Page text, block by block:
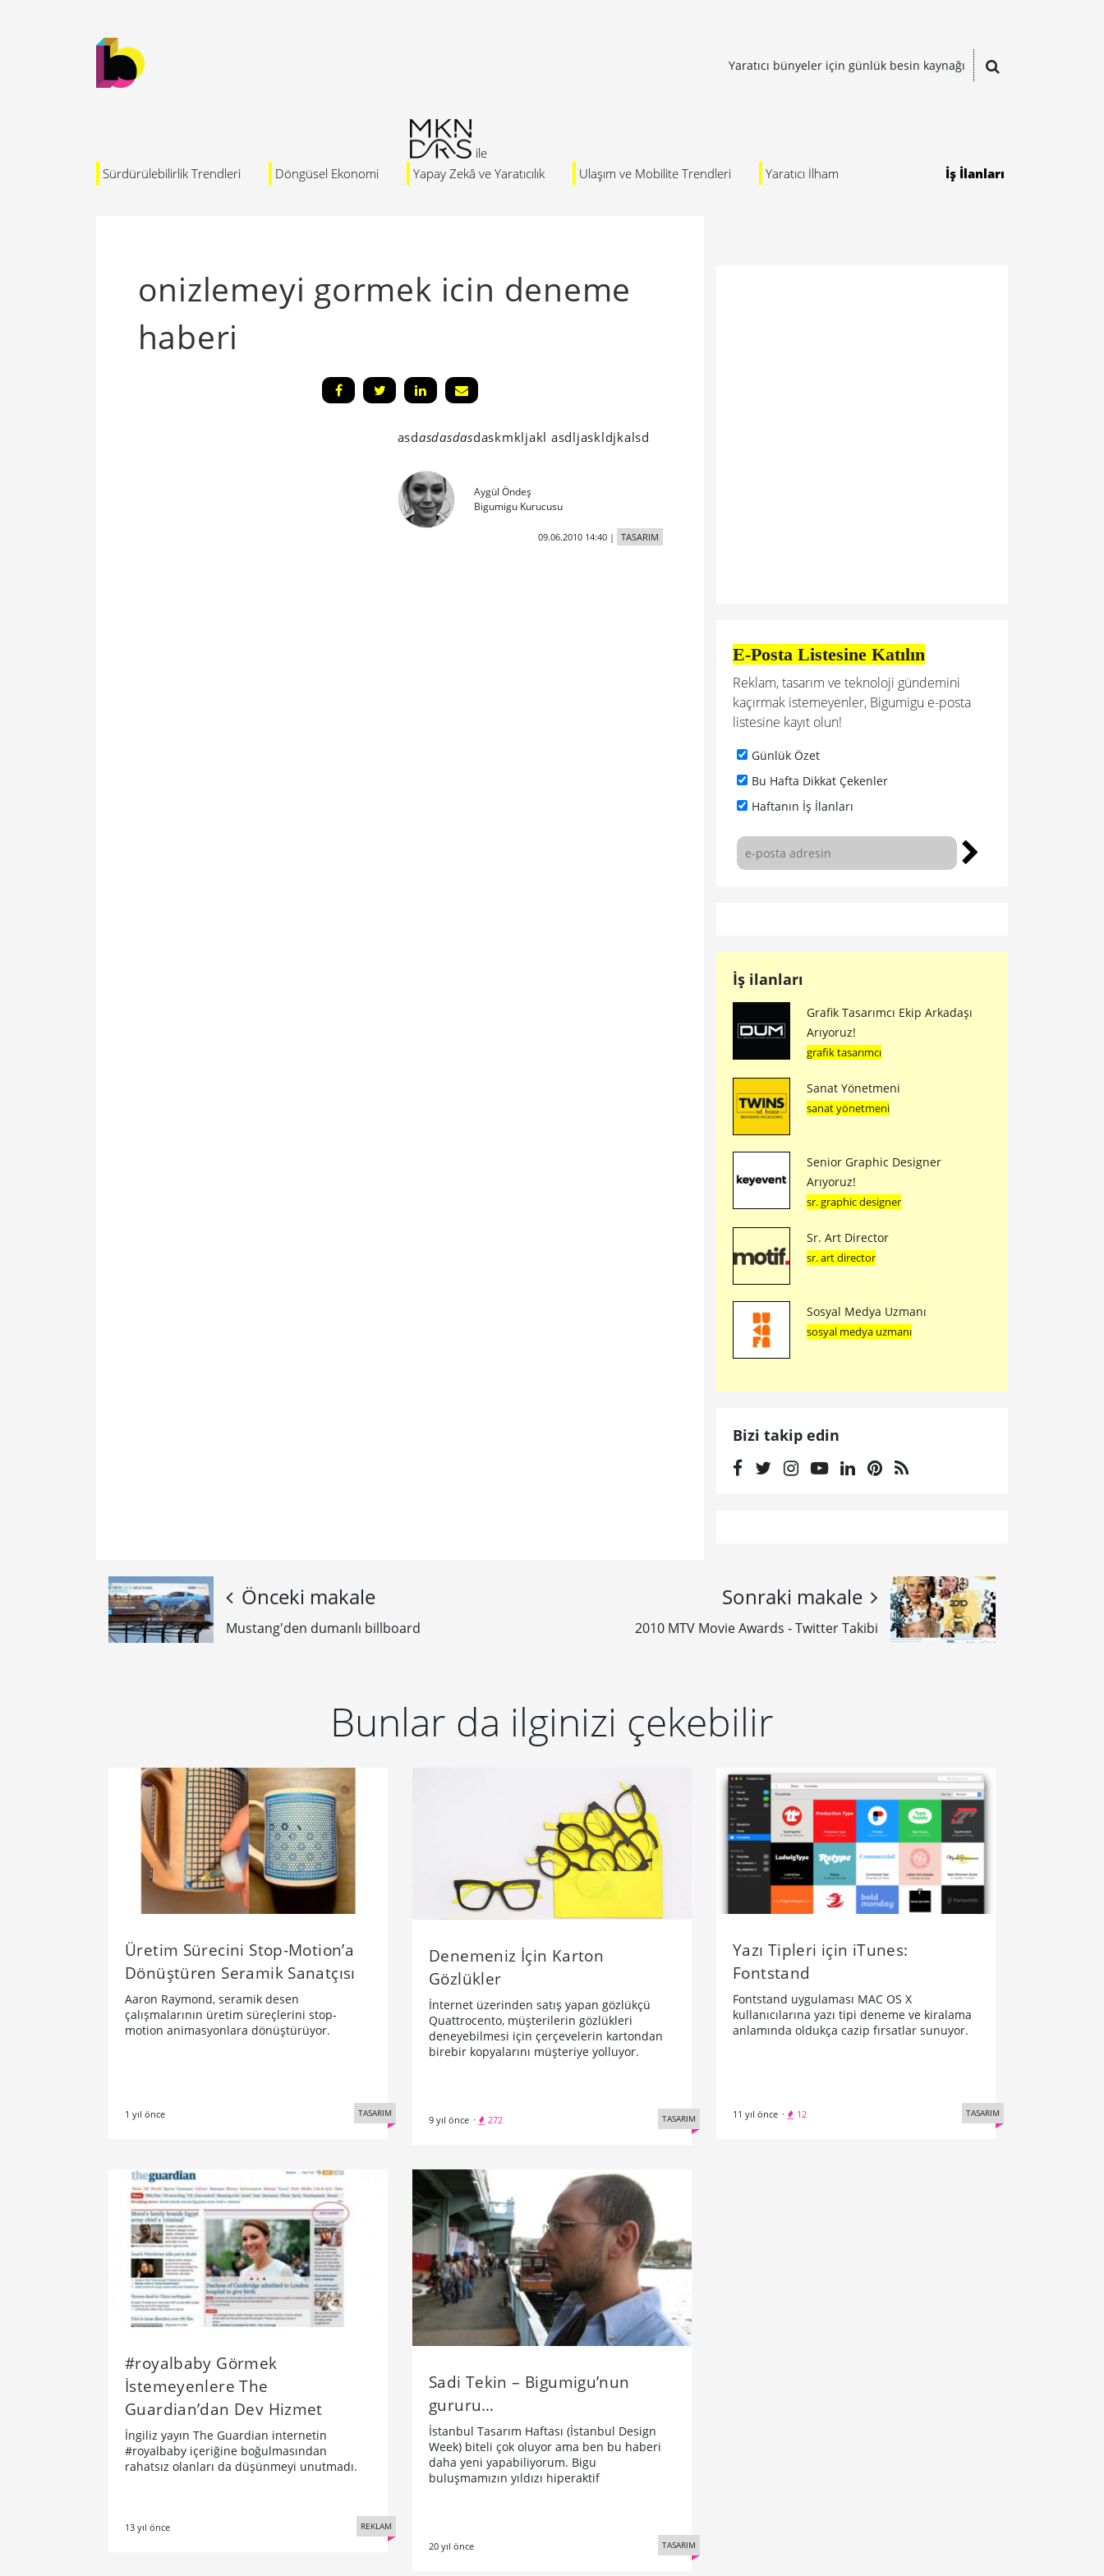
Yaratıcı bünyeler için günlük besin kaynağı
Sürdürülebilirlik Trendleri Döngüsel Ekonomi Yapay Zekâ ve Yaratıcılık Ulaşım ve Mobilite Trendleri Yaratıcı İlham İş İlanları
onizlemeyi gormek icin deneme
haberi
asdasdasdasdaskmkljakl asdljaskldjkalsd
Aygül Öndeş
Bigumigu Kurucusu
09.06.2010 14:40| TASARIM
E-Posta Listesine Katılın
Reklam, tasarım ve teknoloji gündemini
kaçırmak istemeyenler, Bigumigu e-posta
listesine kayıt olun!
Günlük Özet
Bu Hafta Dikkat Çekenler
Haftanın İş İlanları
İş ilanları
Grafik Tasarımcı Ekip Arkadaşı
Arıyoruz!
grafik tasarımcı
Sanat Yönetmeni
sanat yönetmeni
Senior Graphic Designer
Arıyoruz!
sr. graphic designer
Sr. Art Director
sr. art director
Sosyal Medya Uzmanı
sosyal medya uzmanı
Bizi takip edin
Önceki makale
Mustang'den dumanlı billboard
Sonraki makale
2010 MTV Movie Awards - Twitter Takibi
Bunlar da ilginizi çekebilir
Üretim Sürecini Stop-Motion’a
Dönüştüren Seramik Sanatçısı
Aaron Raymond, seramik desen
çalışmalarının üretim süreçlerini stop-
motion animasyonlara dönüştürüyor.
1 yıl önce TASARIM
Denemeniz İçin Karton
Gözlükler
İnternet üzerinden satış yapan gözlükçü
Quattrocento, müşterilerin gözlükleri
deneyebilmesi için çerçevelerin kartondan
birebir kopyalarını müşteriye yolluyor.
9 yıl önce · 272 TASARIM
Yazı Tipleri için iTunes:
Fontstand
Fontstand uygulaması MAC OS X
kullanıcılarına yazı tipi deneme ve kiralama
anlamında oldukça cazip fırsatlar sunuyor.
11 yıl önce · 12 TASARIM
#royalbaby Görmek
İstemeyenlere The
Guardian’dan Dev Hizmet
İngiliz yayın The Guardian internetin
#royalbaby içeriğine boğulmasından
rahatsız olanları da düşünmeyi unutmadı.
13 yıl önce REKLAM
Sadi Tekin – Bigumigu’nun
gururu…
İstanbul Tasarım Haftası (İstanbul Design
Week) biteli çok oluyor ama ben bu haberi
daha yeni yapabiliyorum. Bigu
buluşmamızın yıldızı hiperaktif
20 yıl önce TASARIM